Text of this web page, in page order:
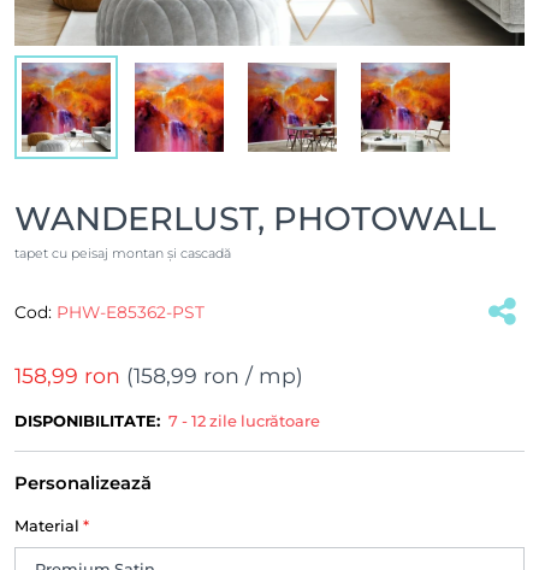
WANDERLUST, PHOTOWALL
tapet cu peisaj montan și cascadă
Cod: PHW-E85362-PST
158,99 ron (158,99 ron / mp)
DISPONIBILITATE: 7 - 12 zile lucrătoare
Personalizează
Material *